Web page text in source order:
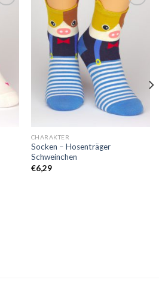
die
Wunschliste
CHARAKTER
Socken – Hosenträger
Schweinchen
€6,29